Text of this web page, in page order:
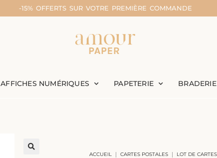
-15% OFFERTS SUR VOTRE PREMIÈRE COMMANDE
AFFICHES NUMÉRIQUES PAPETERIE BRADERIE
ACCUEIL | CARTES POSTALES | LOT DE